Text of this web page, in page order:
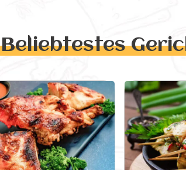
Beliebtestes